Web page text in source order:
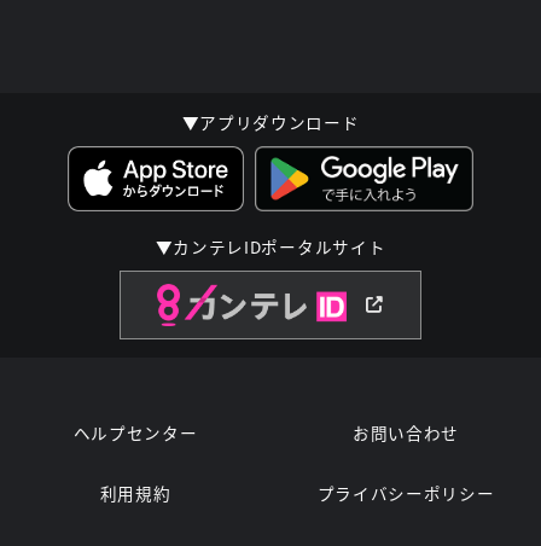
▼アプリダウンロード
▼カンテレIDポータルサイト
ヘルプセンター お問い合わせ
利用規約 プライバシーポリシー